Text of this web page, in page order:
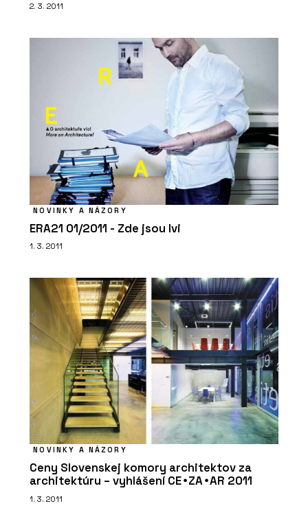
2. 3. 2011
NOVINKY A NÁZORY
ERA21 01/2011 - Zde jsou lvi
1. 3. 2011
NOVINKY A NÁZORY
Ceny Slovenskej komory architektov za
architektúru – vyhlášení CE∙ZA∙AR 2011
1. 3. 2011